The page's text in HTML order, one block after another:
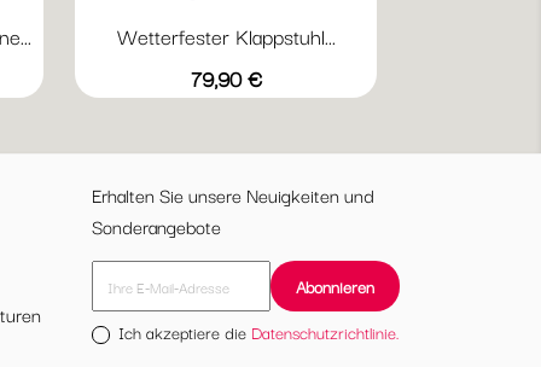
Wetterfester Klappstuhl...
Preis
79,90 €
Vorschau
AbyssblauAcapulcoblau
Anthrazit
Chili Gewittergrau
Erhalten Sie unsere Neuigkeiten und
Sonderangebote
Ich akzeptiere die Datenschutzrichtlinie.